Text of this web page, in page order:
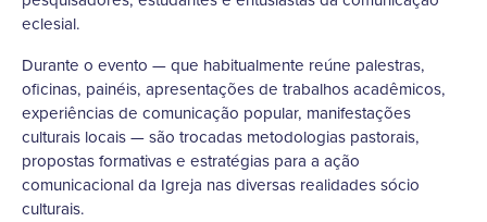
eclesial.
Durante o evento — que habitualmente reúne palestras,
oficinas, painéis, apresentações de trabalhos acadêmicos,
experiências de comunicação popular, manifestações
culturais locais — são trocadas metodologias pastorais,
propostas formativas e estratégias para a ação
comunicacional da Igreja nas diversas realidades sócio
culturais.